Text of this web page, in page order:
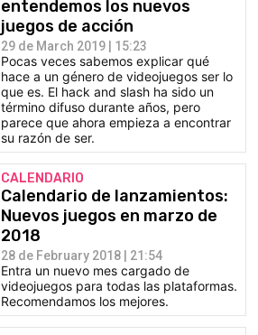
entendemos los nuevos
juegos de acción
29 de March 2019 | 15:23
Pocas veces sabemos explicar qué
hace a un género de videojuegos ser lo
que es. El hack and slash ha sido un
término difuso durante años, pero
parece que ahora empieza a encontrar
su razón de ser.
CALENDARIO
Calendario de lanzamientos:
Nuevos juegos en marzo de
2018
28 de February 2018 | 21:54
Entra un nuevo mes cargado de
videojuegos para todas las plataformas.
Recomendamos los mejores.